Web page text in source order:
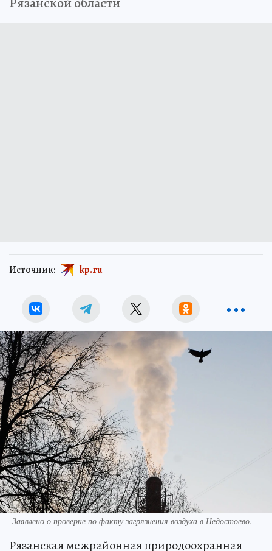
Источник: kp.ru
Заявлено о проверке по факту загрязнения воздуха в Недостоево.
Рязанская межрайонная природоохранная